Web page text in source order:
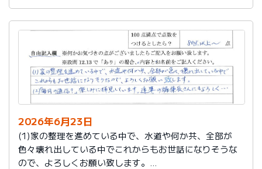
2026年6月23日
(1)家の整理を進めている中で、水道や何か共、全部が
色々壊れ出している中でこれからもお世話になりそうな
ので、よろしくお願い致します。